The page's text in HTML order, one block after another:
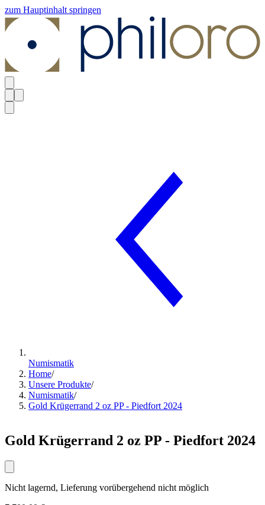
zum Hauptinhalt springen
Numismatik
Home/
Unsere Produkte/
Numismatik/
Gold Krügerrand 2 oz PP - Piedfort 2024
Gold Krügerrand 2 oz PP - Piedfort 2024
Nicht lagernd, Lieferung vorübergehend nicht möglich